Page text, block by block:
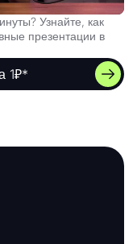
Узнайте, как
презентации в
1₽*